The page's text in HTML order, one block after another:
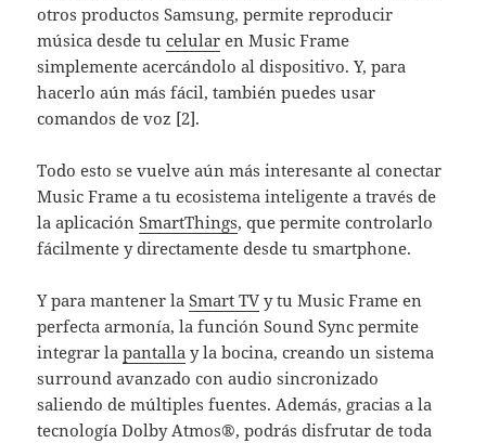
otros productos Samsung, permite reproducir
música desde tucelular en Music Frame
simplemente acercándolo al dispositivo. Y, para
hacerlo aún más fácil, también puedes usar
comandos de voz [2].
Todo esto se vuelve aún más interesante al conectar
Music Frame a tu ecosistema inteligente a través de
la aplicaciónSmartThings, que permite controlarlo
fácilmente y directamente desde tu smartphone.
Y para mantener laSmart TV y tu Music Frame en
perfecta armonía, la función Sound Sync permite
integrar lapantalla y la bocina, creando un sistema
surround avanzado con audio sincronizado
saliendo de múltiples fuentes. Además, gracias a la
tecnología Dolby Atmos®, podrás disfrutar de toda